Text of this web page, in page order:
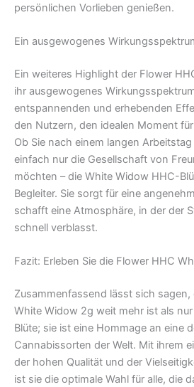
persönlichen Vorlieben genießen.
Ein ausgewogenes
Ein weiteres Highlight der Flower
ihr ausgewogenes
entspannenden und erhebenden
den Nutzern, den idealen Moment
Ob Sie nach einem langen
einfach nur die Gesellschaft von
möchten – die White Widow HHC-
Begleiter. Sie sorgt für eine
schafft eine Atmosphäre, in der der
schnell verblasst.
Fazit: Erleben Sie die Flower HHC
Zusammenfassend lässt sich sagen,
White Widow 2g weit mehr ist als
Blüte; sie ist eine Hommage an eine
Cannabissorten der Welt. Mit ihrem
der hohen Qualität und der
ist sie die optimale Wahl für alle, die